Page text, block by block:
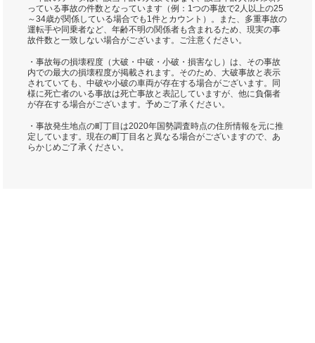
っている事故の件数となっています（例：1つの事故で2人以上の25
～34歳が関係している場合でも1件とカウント）。また、多重事故の
運転手や同乗者など、年齢不明の関係者も含まれるため、現実の事
故件数と一致しない場合がございます。ご注意ください。
・事故毎の損壊程度（大破・中破・小破・損害なし）は、その事故
内での最大の損壊程度が掲載されます。そのため、大破事故と表示
されていても、中破や小破の車両が存在する場合がございます。同
様に死亡者のいる事故は死亡事故と表記していますが、他に負傷者
が存在する場合がございます。予めご了承ください。
・事故発生地点の町丁目は2020年国勢調査時点の住所情報を元に推
定しています。現在の町丁目名と異なる場合がございますので、あ
らかじめご了承ください。